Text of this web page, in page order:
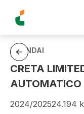
HYUNDAI
CRETA
AUTOMATICO
2024/202524.194